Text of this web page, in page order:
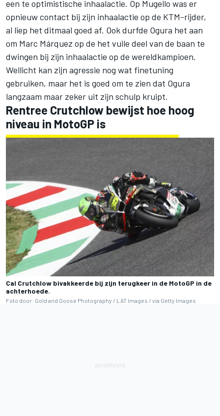
een te optimistische inhaalactie. Op Mugello was er
opnieuw contact bij zijn inhaalactie op de KTM-rijder,
al liep het ditmaal goed af. Ook durfde Ogura het aan
om Marc Márquez op de het vuile deel van de baan te
dwingen bij zijn inhaalactie op de wereldkampioen.
Wellicht kan zijn agressie nog wat finetuning
gebruiken, maar het is goed om te zien dat Ogura
langzaam maar zeker uit zijn schulp kruipt.
Rentree Crutchlow bewijst hoe hoog
niveau in MotoGP is
Cal Crutchlow bivakkeerde bij zijn terugkeer in de MotoGP in de
achterhoede.
Foto door: Gold and Goose Photography / LAT Images / via Getty Images